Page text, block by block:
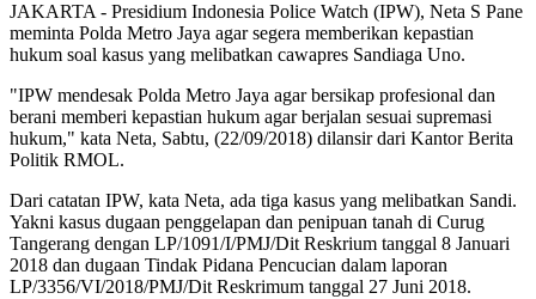
JAKARTA - Presidium Indonesia Police Watch (IPW), Neta S Pane
meminta Polda Metro Jaya agar segera memberikan kepastian
hukum soal kasus yang melibatkan cawapres Sandiaga Uno.
"IPW mendesak Polda Metro Jaya agar bersikap profesional dan
berani memberi kepastian hukum agar berjalan sesuai supremasi
hukum," kata Neta, Sabtu, (22/09/2018) dilansir dari Kantor Berita
Politik RMOL.
Dari catatan IPW, kata Neta, ada tiga kasus yang melibatkan Sandi.
Yakni kasus dugaan penggelapan dan penipuan tanah di Curug
Tangerang dengan LP/1091/I/PMJ/Dit Reskrium tanggal 8 Januari
2018 dan dugaan Tindak Pidana Pencucian dalam laporan
LP/3356/VI/2018/PMJ/Dit Reskrimum tanggal 27 Juni 2018.